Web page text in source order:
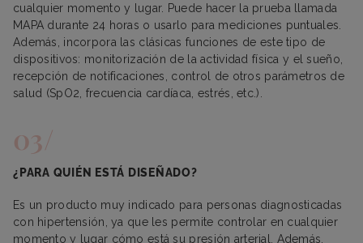
cualquier momento y lugar. Puede hacer la prueba llamada
MAPA durante 24 horas o usarlo para mediciones puntuales.
Además, incorpora las clásicas funciones de este tipo de
dispositivos: monitorización de la actividad física y el sueño,
recepción de notificaciones, control de otros parámetros de
salud (SpO2, frecuencia cardíaca, estrés, etc.).
¿PARA QUIÉN ESTÁ DISEÑADO?
Es un producto muy indicado para personas diagnosticadas
con hipertensión, ya que les permite controlar en cualquier
momento y lugar cómo está su presión arterial. Además,